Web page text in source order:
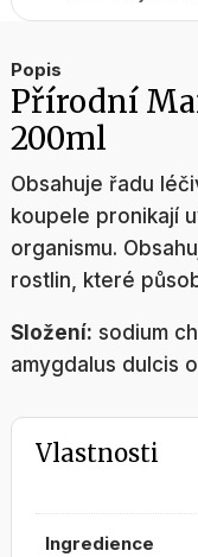
Popis
Přírodní
200ml
Obsahuje řadu
koupele pronikají
organismu.
rostlin, které
Složení: sodium
amygdalus dulcis
Vlastnosti
ingredience